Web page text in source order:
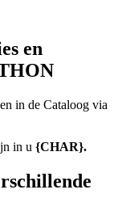
en
in de Cataloog via
in u {CHAR}.